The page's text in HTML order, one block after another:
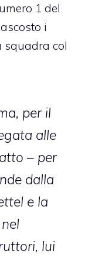
1 del
i
squadra col
per il
alle
– per
dalla
e la
lui